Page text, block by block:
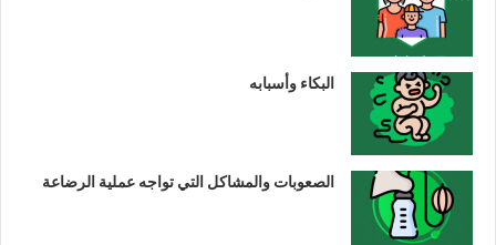
البكاء وأسبابه
الصعوبات والمشاكل التي تواجه عملية الرضاعة